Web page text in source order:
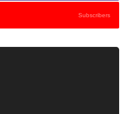
Subscribers